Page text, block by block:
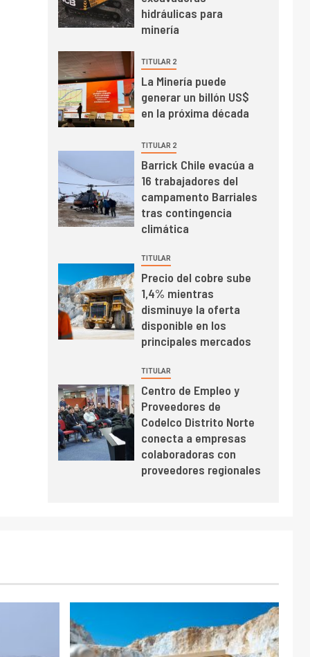
mayo de 2026 cae
10,6%
3
PIB minero impacta el
crecimiento regional:
Banco Central reporta
resultados dispares en
Informe bimensual de
Cochilco: precio del
cobre alcanza
máximos por escasez
de concentrados
5 I+D
Estudio revela cómo el
precio del cobre y
educación superior se
relacionan en zonas
mineras
6
BHP proyecta
producción de cobre
de toneladas tras
récord en Escondida
7 I+D
Codelco reporta Ebitda
de US$ 6.670 millones
y mejora sus
indicadores financieros
hidráulicas para
minería
TITULAR 2
La Minería puede
generar un billón US$
en la próxima década
TITULAR 2
Barrick Chile evacúa a
16 trabajadores del
campamento Barriales
tras contingencia
climática
TITULAR
Precio del cobre sube
1,4% mientras
disminuye la oferta
disponible en los
principales mercados
TITULAR
Centro de Empleo y
Proveedores de
Codelco Distrito Norte
conecta a empresas
colaboradoras con
proveedores regionales